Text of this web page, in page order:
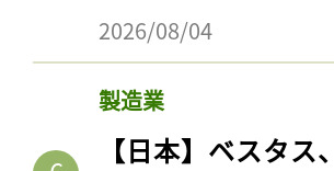
2026/08/04
製造業
【日本】ベスタ